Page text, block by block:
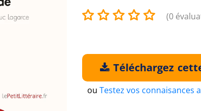
(0
Téléchargez
ou Testez vos connaisances